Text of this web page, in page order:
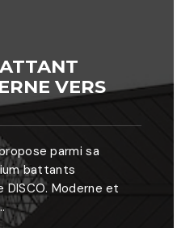
VERS
parmi sa
battants
Moderne et